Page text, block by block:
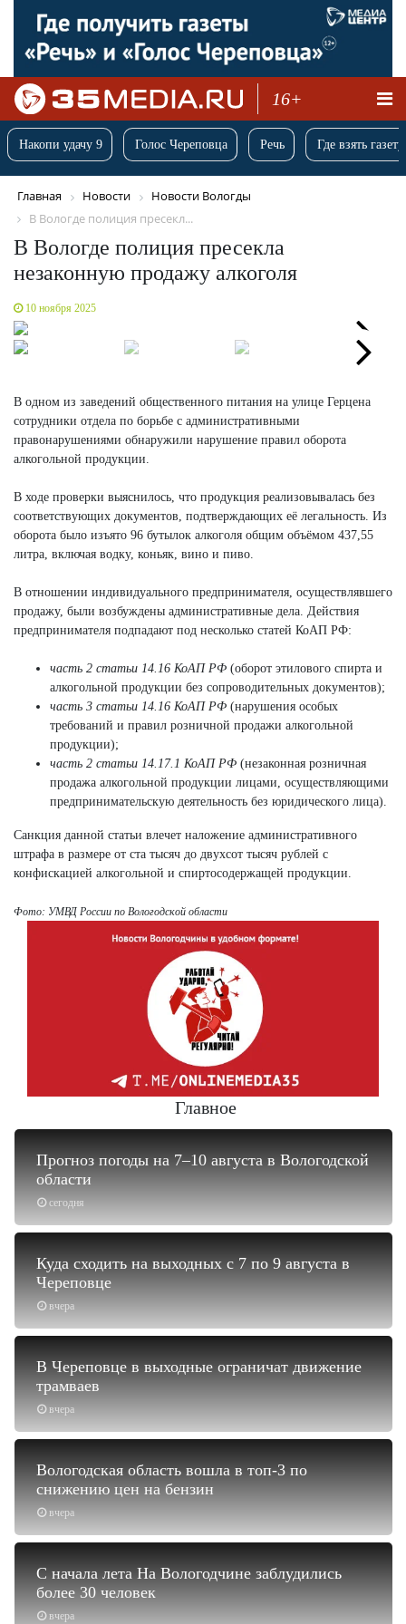
16+
Накопи удачу 9 Голос Череповца Речь Где взять
Главная Новости
Новости Вологды
В Вологде полиция пресекл...
В Вологде полиция пресекла
незаконную продажу алкоголя
10 ноября 2025
Next
В одном из заведений общественного питания на улице Герцена
сотрудники отдела по борьбе с административными
правонарушениями обнаружили нарушение правил оборота
алкогольной продукции.
В ходе проверки выяснилось, что продукция реализовывалась без
соответствующих документов, подтверждающих её легальность. Из
оборота было изъято 96 бутылок алкоголя общим объёмом 437,55
литра, включая водку, коньяк, вино и пиво.
В отношении индивидуального предпринимателя, осуществлявшего
продажу, были возбуждены административные дела. Действия
предпринимателя подпадают под несколько статей КоАП РФ:
часть 2 статьи 14.16 КоАП РФ (оборот этилового спирта и
алкогольной продукции без сопроводительных документов);
часть 3 статьи 14.16 КоАП РФ (нарушения особых
требований и правил розничной продажи алкогольной
продукции);
часть 2 статьи 14.17.1 КоАП РФ (незаконная розничная
продажа алкогольной продукции лицами, осуществляющими
предпринимательскую деятельность без юридического лица).
Санкция данной статьи влечет наложение административного
штрафа в размере от ста тысяч до двухсот тысяч рублей с
конфискацией алкогольной и спиртосодержащей продукции.
Фото: УМВД России по Вологодской области
Главное
сегодня
Прогноз погоды на 7–10 августа в Вологодской
области
вчера
Куда сходить на выходных с 7 по 9 августа в
Череповце
вчера
В Череповце в выходные ограничат движение
трамваев
вчера
Вологодская область вошла в топ-3 по
снижению цен на бензин
вчера
С начала лета На Вологодчине заблудились
более 30 человек